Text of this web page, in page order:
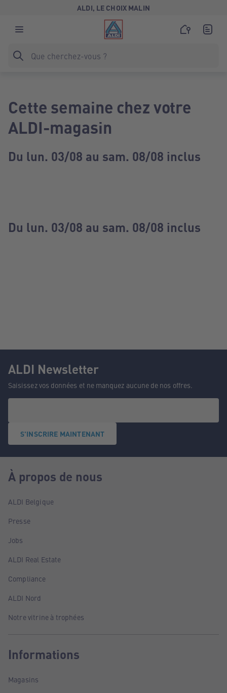
ALDI, LE CHOIX MALIN
Cette semaine chez votre
ALDI-magasin
Du lun. 03/08 au sam. 08/08 inclus
Du lun. 03/08 au sam. 08/08 inclus
ALDI Newsletter
Saisissez vos données et ne manquez aucune de nos offres.
S'INSCRIRE MAINTENANT
À propos de nous
ALDI Belgique
Presse
Jobs
ALDI Real Estate
Compliance
ALDI Nord
Notre vitrine à trophées
Informations
Magasins